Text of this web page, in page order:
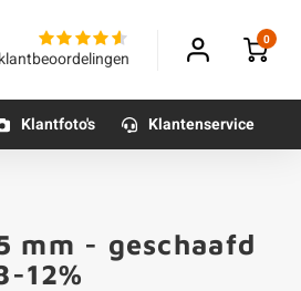
klantbeoordelingen
0
Klantfoto's Klantenservice
mm - geschaafd
12%